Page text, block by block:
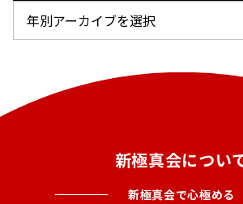
新極真会につい
新極真会で心極める